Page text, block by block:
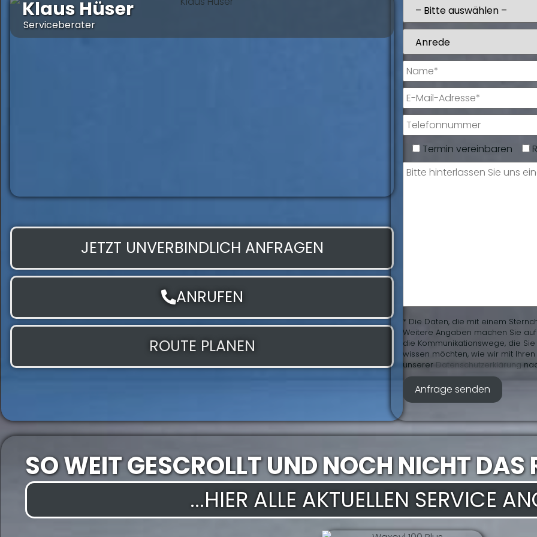
Klaus Hüser
Serviceberater
Ulrich Witte
Zertifizierter
JETZT UNVERBINDLICH ANFRAGEN
ANRUFEN
ROUTE PLANEN
Termin vereinbaren
* Die Daten, die mit einem
Weitere Angaben machen Sie
die Kommunikationswege, die
wissen möchten, wie wir mit
unserer Daten­schutz­erklärung
SO WEIT GESCROLLT UND NOCH NICHT DAS
...HIER ALLE AKTUELLEN SERVICE